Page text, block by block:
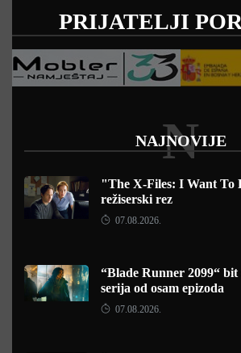
PRIJATELJI
NAJNOVIJE
N
"The X-Files: I Want To
režiserski rez
07.08.2026.
“Blade Runner 2099“ bit
serija od osam epizoda
07.08.2026.